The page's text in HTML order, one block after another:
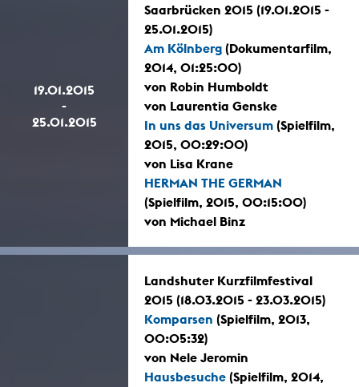
19.01.2015
-
25.01.2015
Saarbrücken 2015 (19.01.2015 -
25.01.2015)
Am Kölnberg (Dokumentarfilm,
2014, 01:25:00)
von Robin Humboldt
von Laurentia Genske
In uns das Universum (Spielfilm,
2015, 00:29:00)
von Lisa Krane
HERMAN THE GERMAN
(Spielfilm, 2015, 00:15:00)
von Michael Binz
Landshuter Kurzfilmfestival
2015 (18.03.2015 - 23.03.2015)
Komparsen (Spielfilm, 2013,
00:05:32)
von Nele Jeromin
Hausbesuche (Spielfilm, 2014,